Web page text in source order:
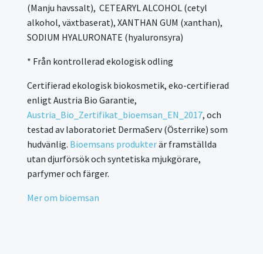
(Manju havssalt), CETEARYL ALCOHOL (cetyl
alkohol, växtbaserat), XANTHAN GUM (xanthan),
SODIUM HYALURONATE (hyaluronsyra)
* Från kontrollerad ekologisk odling
Certifierad ekologisk biokosmetik, eko-certifierad
enligt Austria Bio Garantie,
Austria_Bio_Zertifikat_bioemsan_EN_2017, och
testad av laboratoriet DermaServ (Österrike) som
hudvänlig. Bioemsans produkterär framställda
utan djurförsök och syntetiska mjukgörare,
parfymer och färger.
Mer om bioemsan